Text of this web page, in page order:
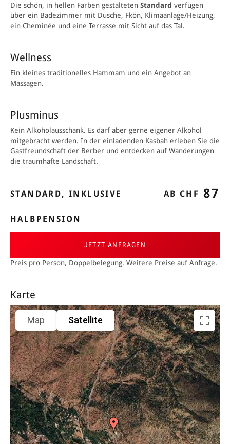
Die schön, in hellen Farben gestalteten Standard verfügen
über ein Badezimmer mit Dusche, Fkön, Klimaanlage/Heizung,
ein Cheminée und eine Terrasse mit Sicht auf das Tal.
Wellness
Ein kleines traditionelles Hammam und ein Angebot an
Massagen.
Plusminus
Kein Alkoholausschank. Es darf aber gerne eigener Alkohol
mitgebracht werden. In der einladenden Kasbah erleben Sie die
Gastfreundschaft der Berber und entdecken auf Wanderungen
die traumhafte Landschaft.
STANDARD, INKLUSIVE
HALBPENSION
AB CHF 87
JETZT ANFRAGEN
Preis pro Person, Doppelbelegung. Weitere Preise auf Anfrage.
Karte
Map Satellite